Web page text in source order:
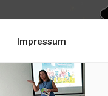
Impressum